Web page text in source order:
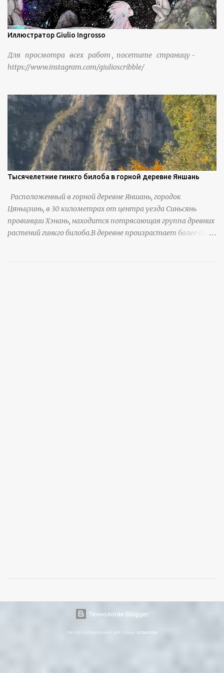
Иллюстратор Giulio Ingrosso
Для просмотра всех работ , посетите страницу -
https://www.instagram.com/giulioscribble/
Тысячелетние гинкго билоба в горной деревне Яншань
Расположенный в горной деревне Яншань, городок
Цяньцзинь, в 30 километрах от центра уезда Синьсянь
провинции Хэнань, находится потрясающая группа древних
растений гинкго билоба.В деревне произрастает более 6800
Технологии Blogger
Автор изображений для темы: urbancow